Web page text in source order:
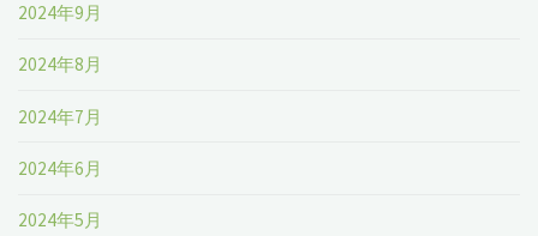
2024年9月
2024年8月
2024年7月
2024年6月
2024年5月